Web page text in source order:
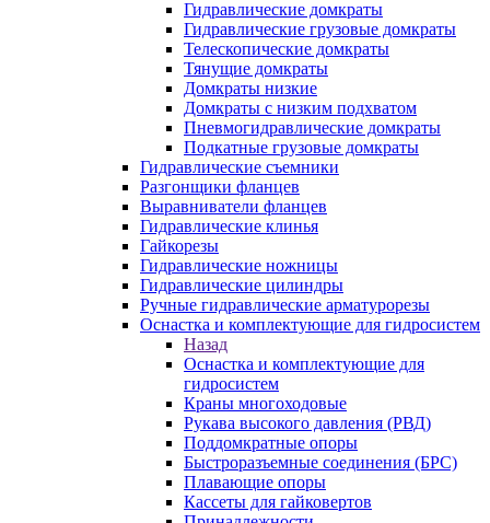
Гидравлические домкраты
Гидравлические грузовые домкраты
Телескопические домкраты
Тянущие домкраты
Домкраты низкие
Домкраты с низким подхватом
Пневмогидравлические домкраты
Подкатные грузовые домкраты
Гидравлические съемники
Разгонщики фланцев
Выравниватели фланцев
Гидравлические клинья
Гайкорезы
Гидравлические ножницы
Гидравлические цилиндры
Ручные гидравлические арматурорезы
Оснастка и комплектующие для гидросистем
Назад
Оснастка и комплектующие для
гидросистем
Краны многоходовые
Рукава высокого давления (РВД)
Поддомкратные опоры
Быстроразъемные соединения (БРС)
Плавающие опоры
Кассеты для гайковертов